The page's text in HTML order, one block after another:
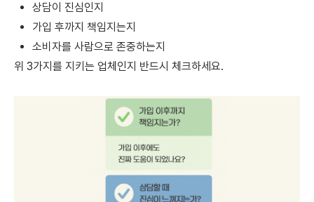
상담이 진심인지
가입 후까지 책임지는지
소비자를 사람으로 존중하는지
위 3가지를 지키는 업체인지 반드시 체크하세요.